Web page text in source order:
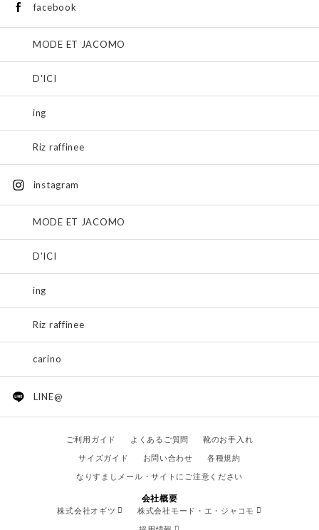
facebook
MODE ET JACOMO
D'ICI
ing
Riz raffinee
instagram
MODE ET JACOMO
D'ICI
ing
Riz raffinee
carino
LINE@
ご利用ガイド よくあるご質問
靴のお手入れ
サイズガイド
お問い合わせ
各種規約
なりすましメール・サイトにご注意ください
会社概要
株式会社オギツ
株式会社モード・エ・ジャコモ